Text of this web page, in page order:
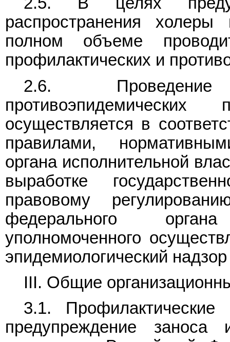
распространения
полном объеме
профилактических и
2.6.
противоэпидемических
осуществляется в
правилами,
органа исполнительной
выработке
правовому
федерального
уполномоченного
эпидемиологический
III. Общие
3.1.
предупреждение